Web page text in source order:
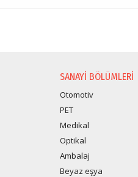
SANAYI BÖLÜMLERI
Otomotiv
PET
Medikal
Optikal
Ambalaj
Beyaz eşya